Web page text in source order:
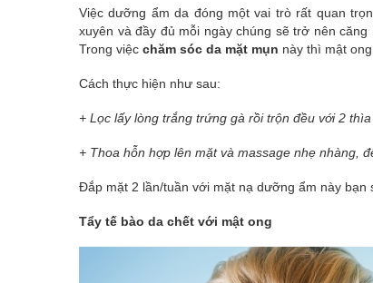
Việc dưỡng ẩm da đóng một vai trò rất quan
xuyên và đầy đủ mỗi ngày chúng sẽ trở nên
Trong việc chăm sóc da mặt mụn này thì mật
Cách thực hiện như sau:
+ Lọc lấy lòng trắng trứng gà rồi trộn đều với 2
+ Thoa hỗn hợp lên mặt và massage nhẹ nhàng,
Đắp mặt 2 lần/tuần với mặt nạ dưỡng ẩm này
Tẩy tế bào da chết với mật ong